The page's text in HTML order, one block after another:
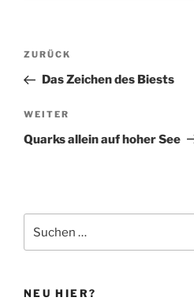
Beitragsnavigation
Vorheriger
Beitrag
ZURÜCK
Das Zeichen des Biests
Nächster
Beitrag
WEITER
Quarks allein auf hoher See
nach:
NEU HIER?